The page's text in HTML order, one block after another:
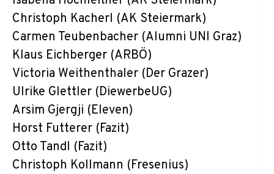
Christoph Kacherl (AK Steiermark)
Carmen Teubenbacher (Alumni UNI Graz)
Klaus Eichberger (ARBÖ)
Victoria Weithenthaler (Der Grazer)
Ulrike Glettler (DiewerbeUG)
Arsim Gjergji (Eleven)
Horst Futterer (Fazit)
Otto Tandl (Fazit)
Christoph Kollmann (Fresenius)